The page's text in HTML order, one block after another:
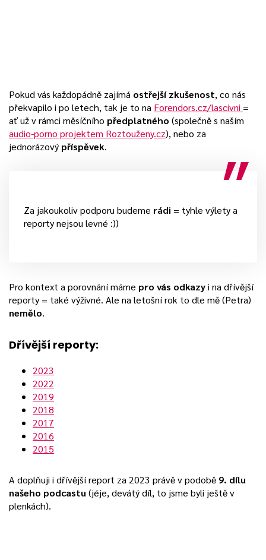
Pokud vás každopádně zajímá ostřejší zkušenost, co nás
překvapilo i po letech, tak je to na Forendors.cz/lascivni =
ať už v rámci měsíčního předplatného (společně s naším
audio-porno projektem Roztouženy.cz), nebo za
jednorázový příspěvek.
Za jakoukoliv podporu budeme rádi = tyhle výlety a
reporty nejsou levné :))
Pro kontext a porovnání máme pro vás odkazyi na dřívější
reporty = také výživné. Ale na letošní rok to dle mě (Petra)
nemělo.
Dřívější reporty:
2023
2022
2019
2018
2017
2016
2015
A doplňuji i dřívější report za 2023 právě v podobě 9. dílu
našeho podcastu (jéje, devátý díl, to jsme byli ještě v
plenkách).